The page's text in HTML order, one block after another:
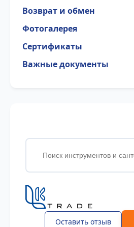
Возврат и обмен
Фотогалерея
Сертификаты
Важные документы
Оставить отзыв